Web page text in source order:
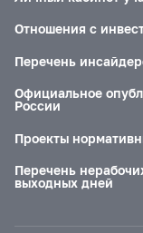
Отношения с
Перечень
Официальное
России
Проекты
Перечень
выходных дней